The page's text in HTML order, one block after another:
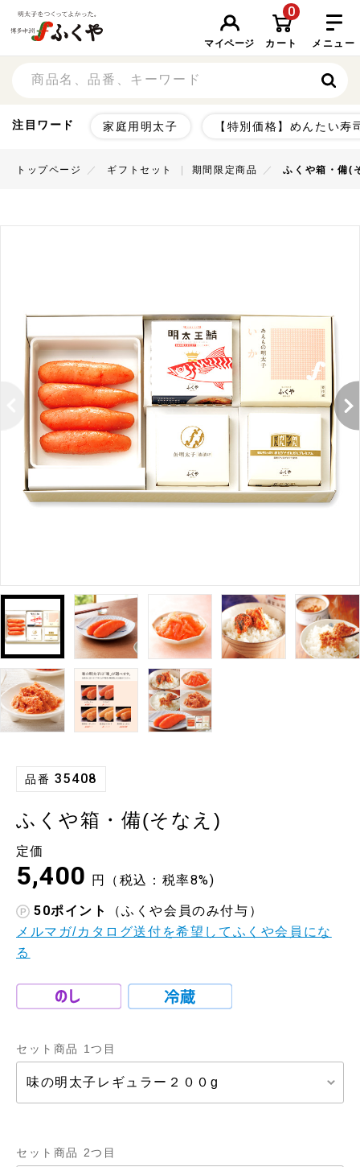
マイページ カート
0
注目ワード 家庭用明太子 【特別価格】めんたい寿
メニュー
トップページ ギフトセット 期間限定商品 ふくや箱・備(
品番 35408
ふくや箱・備(そなえ)
定価
5,400 円（税込：税率8%)
50ポイント （ふくや会員のみ付与）
メルマガ/カタログ送付を希望してふくや会員にな
る
セット商品 1つ目
セット商品 2つ目